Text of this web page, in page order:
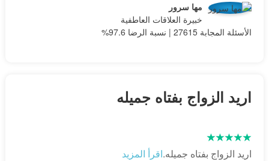
مها سرور
خبيرة العلاقات العاطفية
الأسئلة المجابة 27615 | نسبة الرضا 97.6%
اريد الزواج بفتاه جميله
اريد الزواج بفتاه جميله.اقرأ المزيد